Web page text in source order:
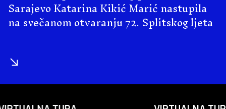
Sarajevo Katarina Kikić Marić nastupila
na svečanom otvaranju 72. Splitskog ljeta